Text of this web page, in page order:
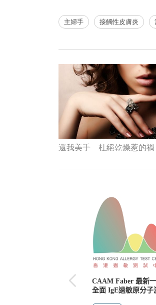
主婦手 接觸性皮膚炎
還我美手 杜絕乾燥惹的禍